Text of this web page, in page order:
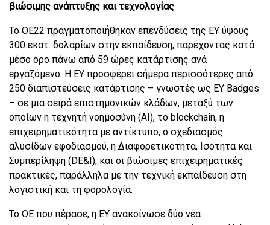
βιώσιμης ανάπτυξης και τεχνολογίας
Το ΟΕ22 πραγματοποιήθηκαν επενδύσεις της EY ύψους
300 εκατ. δολαρίων στην εκπαίδευση, παρέχοντας κατά
μέσο όρο πάνω από 59 ώρες κατάρτισης ανά
εργαζόμενο. Η EY προσφέρει σήμερα περισσότερες από
250 διαπιστεύσεις κατάρτισης – γνωστές ως EY Badges
– σε μια σειρά επιστημονικών κλάδων, μεταξύ των
οποίων η τεχνητή νοημοσύνη (AI), το blockchain, η
επιχειρηματικότητα με αντίκτυπο, ο σχεδιασμός
αλυσίδων εφοδιασμού, η Διαφορετικότητα, Ισότητα και
Συμπερίληψη (DE&I), και οι βιώσιμες επιχειρηματικές
πρακτικές, παράλληλα με την τεχνική εκπαίδευση στη
λογιστική και τη φορολογία.
To OE που πέρασε, η EY ανακοίνωσε δύο νέα